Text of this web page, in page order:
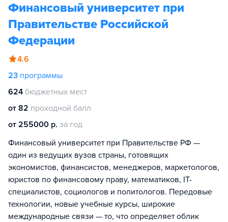
Финансовый университет при
Правительстве Российской
Федерации
4.6
23 программы
624 бюджетных мест
от 82 проходной балл
от 255000 р. за год
Финансовый университет при Правительстве РФ —
один из ведущих вузов страны, готовящих
экономистов, финансистов, менеджеров, маркетологов,
юристов по финансовому праву, математиков, IT-
специалистов, социологов и политологов. Передовые
технологии, новые учебные курсы, широкие
международные связи — то, что определяет облик